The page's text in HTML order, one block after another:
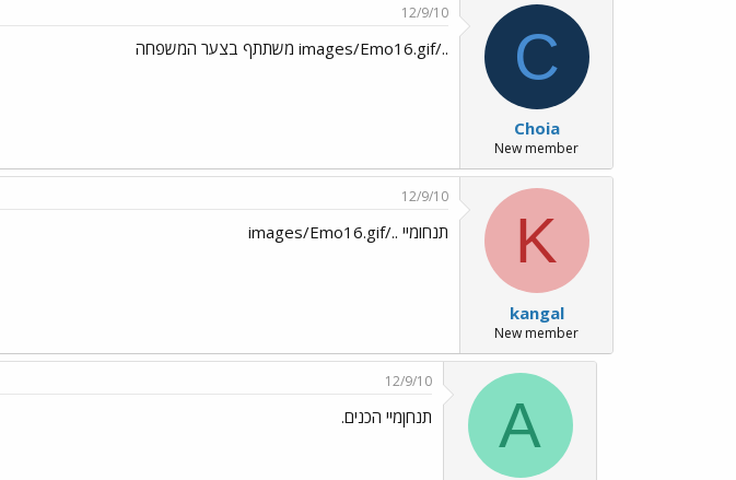
C
Choia
New member
12/9/10
../images/Emo16.gif משתתף בצער המשפחה
K
kangal
New member
12/9/10
תנחומיי ../images/Emo16.gif
A
12/9/10
תנחןמיי הכנים.